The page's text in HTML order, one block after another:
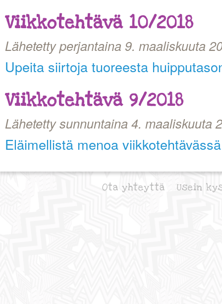
Viikkotehtävä 10/2018
Lähetetty perjantaina 9. maaliskuuta
Upeita siirtoja tuoreesta
Viikkotehtävä 9/2018
Lähetetty sunnuntaina 4. maaliskuuta
Eläimellistä menoa
Ota yhteyttä Usein